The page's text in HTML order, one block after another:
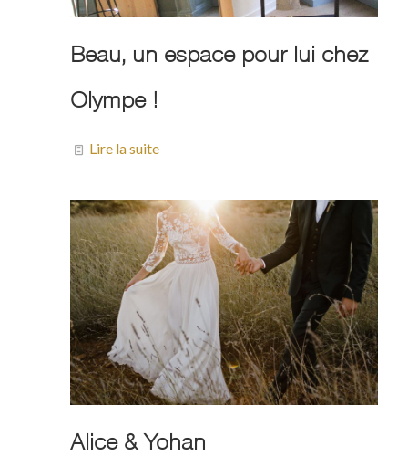
Beau, un espace pour lui chez
Olympe !
Lire la suite
Alice & Yohan